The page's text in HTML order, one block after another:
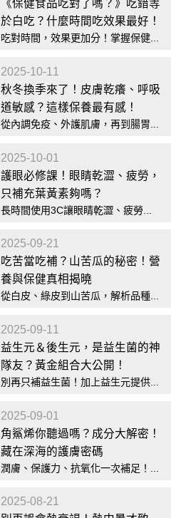
《保健食品吃對了嗎？》吃錯等
於白吃？什麼時間吃效果最好！
吃對時間，效果更加分！掌握保健...
2025-10-11
秋冬換季來了！皮膚乾癢、呼吸
道敏感？這樣保養最有感！
從內調免疫、外護肌膚，再到腸胃...
2025-10-01
護眼必修課！眼睛乾澀、疲勞，
只補充葉黃素夠嗎？
長時間使用3C讓眼睛乾澀、疲勞...
2025-09-21
吃苦當吃補？山苦瓜的秘密！營
養與保健真相揭曉
從白皮、綠皮到山苦瓜，解析品種...
2025-09-11
益生元＆後生元，是益生菌的神
隊友？黃金組合大公開！
別再只補益生菌！加上益生元提供...
2025-09-01
角鯊烯你聽過嗎？成分大解密！
藏在深海的護膚密碼
潤膚、保護力、抗氧化一次補足！...
2025-08-21